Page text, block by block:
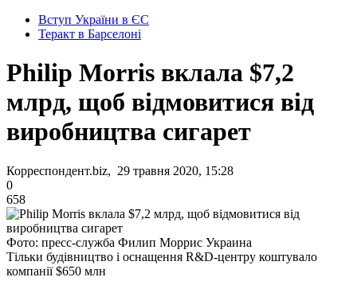
Вступ України в ЄС
Теракт в Барселоні
Philip Morris вклала $7,2
млрд, щоб відмовитися від
виробництва сигарет
Корреспондент.biz, 29 травня 2020, 15:28
0
658
Фото: пресс-служба Филип Моррис Украина
Тільки будівництво і оснащення R&D-центру коштувало
компанії $650 млн